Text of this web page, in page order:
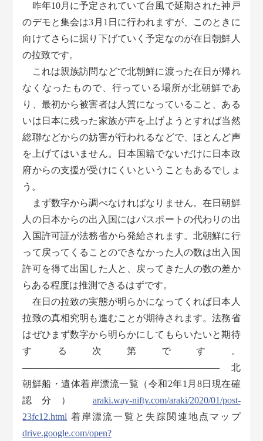
昨年10月に予定されていて台風で延期された神戸
のデモと集会は3月1日に行われますが、このときに
向けてさらに掘り下げていく予定なのが在日朝鮮人
の拉致です。
これは親族訪問などで北朝鮮に渡った在日が帰れ
なくなったもので、行っている場所が北朝鮮であ
り、最初から被害者は人質になっていること、ある
いは日本に残った家族が声を上げようとすれば当然
総聯などからの妨害が行われるなどで、ほとんど声
を上げてはいません。日本国籍でないだけに日本政
府からの支援が受けにくいということもあるでしょ
う。
まず数字から調べなければなりません。在日朝鮮
人の日本からの出入国にはパスポートの代わりの出
入国許可証が法務省から発給されます。北朝鮮に行
って戻ってくることのできなかった人の数は出入国
許可を得て出国した人と、戻ってきた人の数の差か
らある程度は推測できるはずです。
在日の拉致の実態が明らかになってくれば日本人
拉致の真相究明も進むことが期待されます。法務省
はぜひまず数字から明らかにしてもらいたいと期待
する次第です。
————————————————————— 北
朝鮮船・遺体着岸漂流一覧（令和2年1月8日現在確
認分） araki.way-nifty.com/araki/2020/01/post-
23fc12.html 着岸漂流一覧と失踪関連地点マップ
drive.google.com/open?